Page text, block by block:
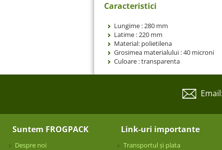
Caracteristici
Lungime : 280 mm
Latime : 220 mm
Material: polietilena
Grosimea materialului : 40 microni
Culoare : transparenta
Suntem FROGPACK
Despre noi
Link-uri importante
Transportul și plata